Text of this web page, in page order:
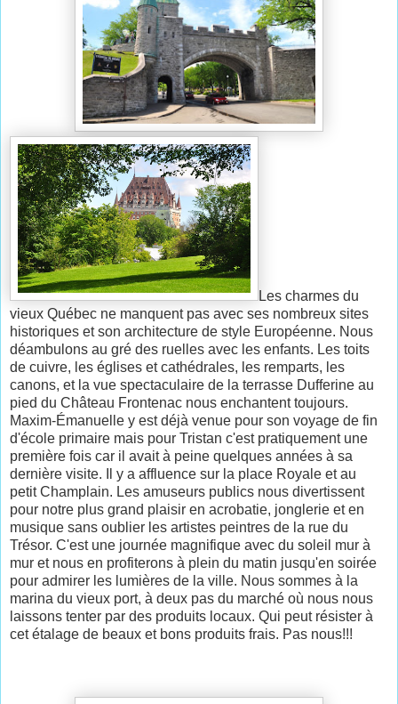
Les charmes du
vieux Québec ne manquent pas avec ses nombreux sites
historiques et son architecture de style Européenne. Nous
déambulons au gré des ruelles avec les enfants. Les toits
de cuivre, les églises et cathédrales, les remparts, les
canons, et la vue spectaculaire de la terrasse Dufferine au
pied du Château Frontenac nous enchantent toujours.
Maxim-Émanuelle y est déjà venue pour son voyage de fin
d'école primaire mais pour Tristan c'est pratiquement une
première fois car il avait à peine quelques années à sa
dernière visite. Il y a affluence sur la place Royale et au
petit Champlain. Les amuseurs publics nous divertissent
pour notre plus grand plaisir en acrobatie, jonglerie et en
musique sans oublier les artistes peintres de la rue du
Trésor. C'est une journée magnifique avec du soleil mur à
mur et nous en profiterons à plein du matin jusqu'en soirée
pour admirer les lumières de la ville. Nous sommes à la
marina du vieux port, à deux pas du marché où nous nous
laissons tenter par des produits locaux. Qui peut résister à
cet étalage de beaux et bons produits frais. Pas nous!!!